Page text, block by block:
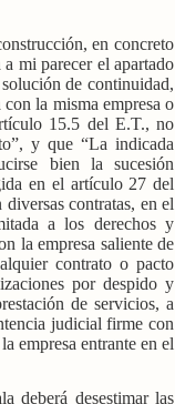
en concreto
mi parecer el apartado
de continuidad,
la misma empresa o
15.5 del E.T., no
y que “La indicada
bien la sucesión
en el artículo 27 del
contratas, en el
a los derechos y
la empresa saliente de
contrato o pacto
por despido y
de servicios, a
judicial firme con
empresa entrante en el
deberá desestimar las